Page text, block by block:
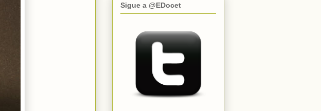
Sigue a @EDocet